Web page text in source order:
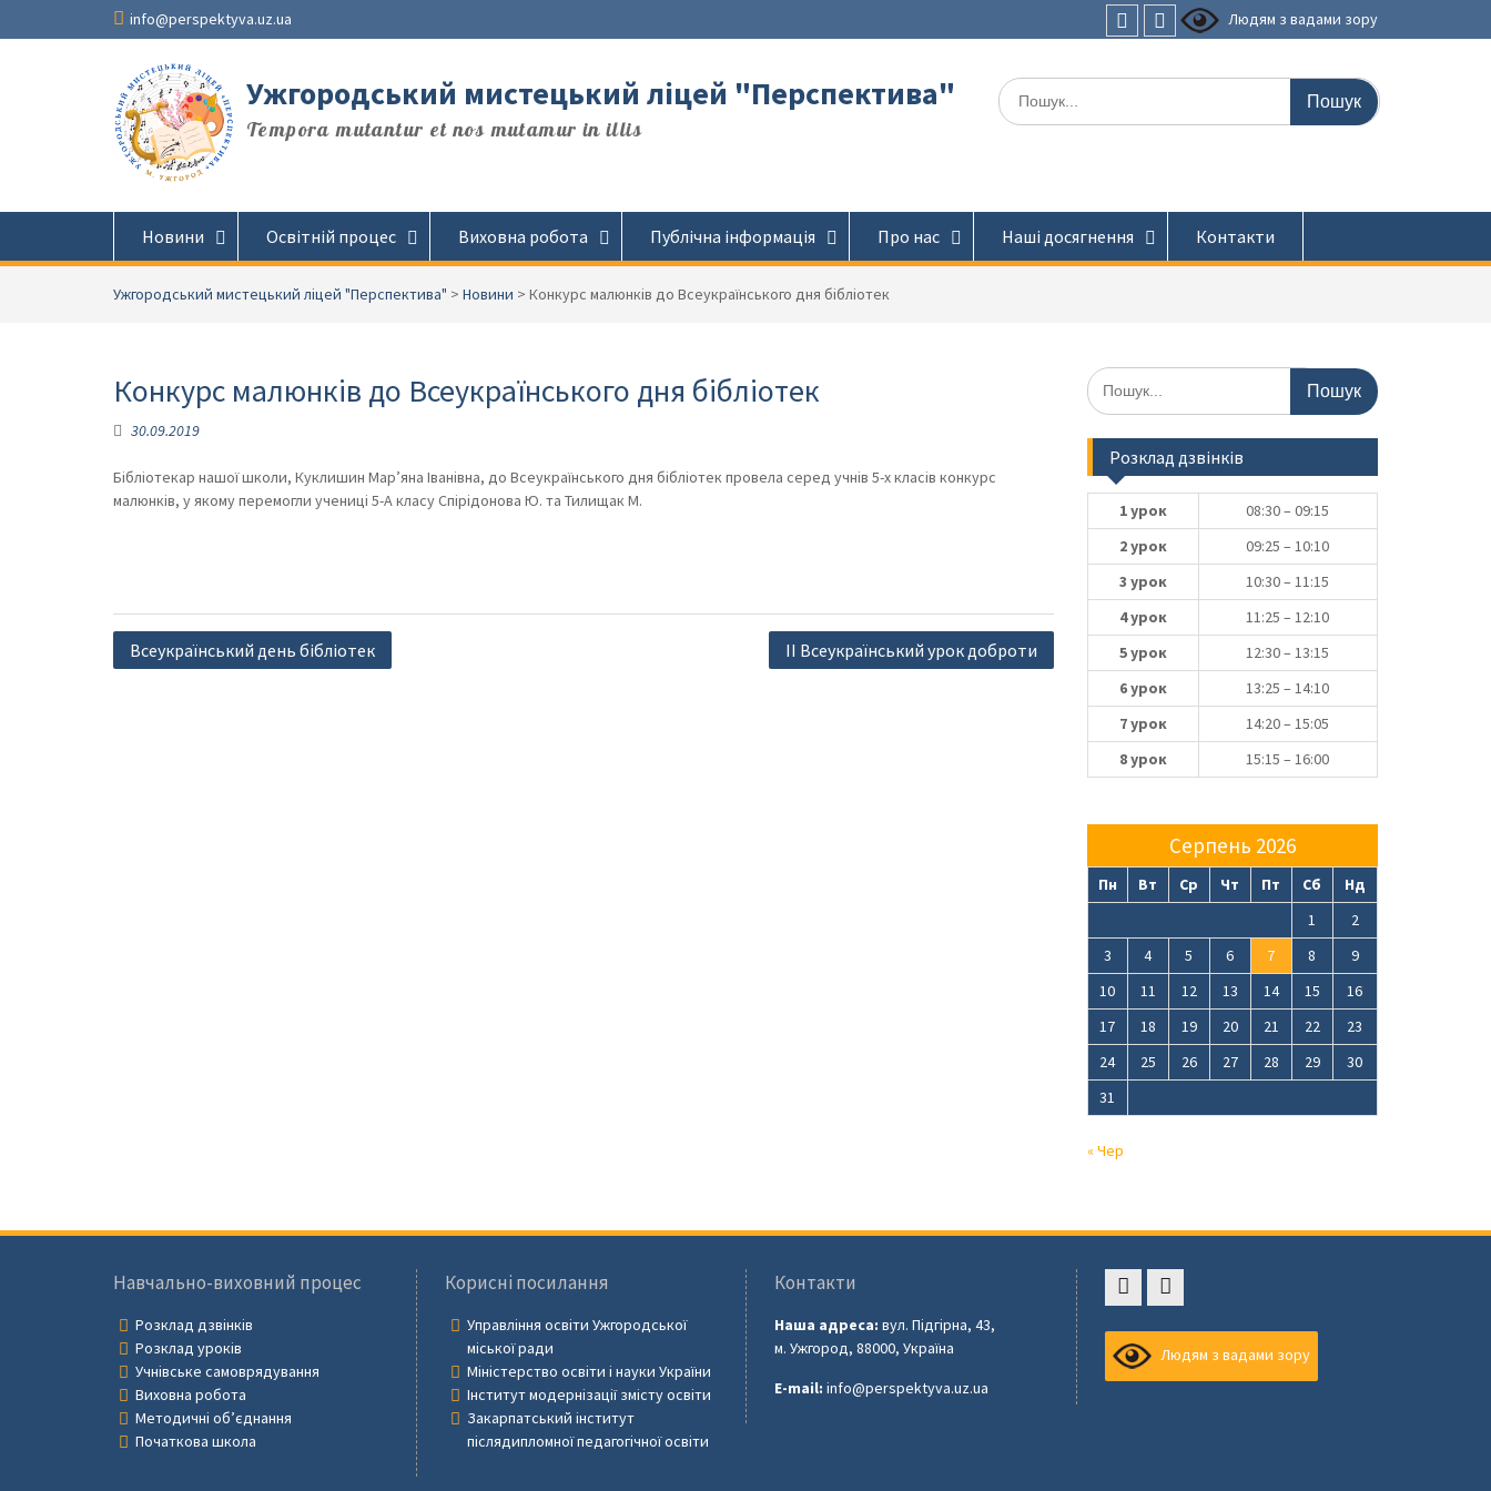
info@perspektyva.uz.ua
Людям з вадами зору
Ужгородський мистецький ліцей "Перспектива"
Tempora mutantur et nos mutamur in illis
Шукати:
Новини Освітній процес Виховна робота Публічна інформація Про нас Наші досягнення Контакти
Ужгородський мистецький ліцей "Перспектива" > Новини > Конкурс малюнків до Всеукраїнського дня бібліотек
Конкурс малюнків до Всеукраїнського дня бібліотек
30.09.2019
Бібліотекар нашої школи, Куклишин Мар’яна Іванівна, до Всеукраїнського дня бібліотек провела серед учнів 5-х класів конкурс
малюнків, у якому перемогли учениці 5-А класу Спірідонова Ю. та Тилищак М.
Навігація
Всеукраїнський день бібліотек ІІ Всеукраїнський урок доброти
Шукати:
Розклад дзвінків
1 урок
08:30 – 09:15
2 урок
09:25 – 10:10
3 урок
10:30 – 11:15
4 урок
11:25 – 12:10
5 урок
12:30 – 13:15
6 урок
13:25 – 14:10
7 урок
14:20 – 15:05
8 урок
15:15 – 16:00
Серпень 2026
Пн Вт Ср Чт Пт Сб
Нд
1
2
3
4 5 6 7 8
9
10
11 12 13 14 15
16
17
18 19 20 21 22
23
24
25 26 27 28 29
30
31
« Чер
Навчально-виховний процес
Розклад дзвінків
Розклад уроків
Учнівське самоврядування
Виховна робота
Методичні об’єднання
Початкова школа
Корисні посилання
Управління освіти Ужгородської
міської ради
Міністерство освіти і науки України
Інститут модернізації змісту освіти
Закарпатський інститут
післядипломної педагогічної освіти
Контакти
Наша адреса: вул. Підгірна, 43,
м. Ужгород, 88000, Україна
E-mail: info@perspektyva.uz.ua
Людям з вадами зору